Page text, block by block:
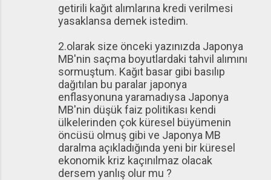
getirili kağıt alımlarına kredi verilmesi
yasaklansa demek istedim.
2.olarak size önceki yazınızda Japonya
MB'nin saçma boyutlardaki tahvil alımını
sormuştum. Kağıt basar gibi basılıp
dağıtılan bu paralar japonya
enflasyonuna yaramadıysa Japonya
MB'nin düşük faiz politikası kendi
ülkelerinden çok küresel büyümenin
öncüsü olmuş gibi ve Japonya MB
daralma açıkladığında yeni bir küresel
ekonomik kriz kaçınılmaz olacak
dersem yanlış olur mu ?